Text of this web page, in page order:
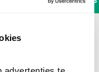
advertenties te